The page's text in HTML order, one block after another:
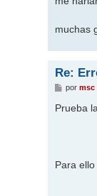
muchas
Re:
M
n
s
pormsc
Prueba
Para